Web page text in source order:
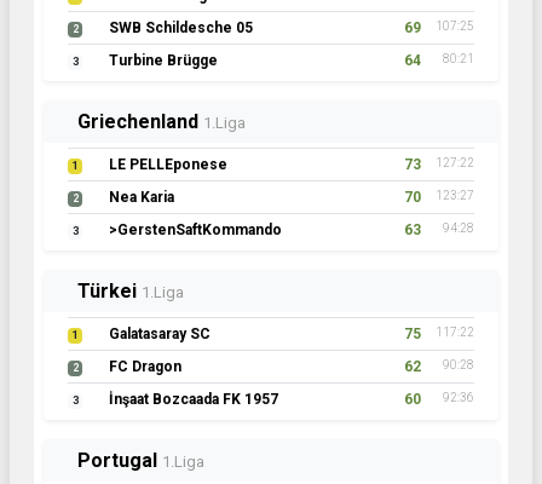
2 SWB Schildesche 05 69 107:25
3 Turbine Brügge 64 80:21
Griechenland 1.Liga
1 LE PELLEponese 73 127:22
2 Nea Karia 70 123:27
3 >GerstenSaftKommando 63 94:28
Türkei 1.Liga
1 Galatasaray SC 75 117:22
2 FC Dragon 62 90:28
3 İnşaat Bozcaada FK 1957 60 92:36
Portugal 1.Liga